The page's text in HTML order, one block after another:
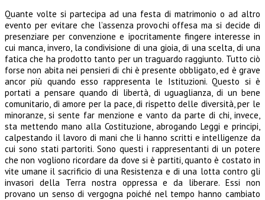
Quante volte si partecipa ad una festa di matrimonio o ad altro
evento per evitare che l’assenza provochi offesa ma si decide di
presenziare per convenzione e ipocritamente fingere interesse in
cui manca, invero, la condivisione di una gioia, di una scelta, di una
fatica che ha prodotto tanto per un traguardo raggiunto. Tutto ciò
forse non abita nei pensieri di chi è presente obbligato, ed è grave
ancor più quando esso rappresenta le Istituzioni. Questo si è
portati a pensare quando di libertà, di uguaglianza, di un bene
comunitario, di amore per la pace, di rispetto delle diversità, per le
minoranze, si sente far menzione e vanto da parte di chi, invece,
sta mettendo mano alla Costituzione, abrogando Leggi e principi,
calpestando il lavoro di mani che li hanno scritti e intelligenze da
cui sono stati partoriti. Sono questi i rappresentanti di un potere
che non vogliono ricordare da dove si è partiti, quanto è costato in
vite umane il sacrificio di una Resistenza e di una lotta contro gli
invasori della Terra nostra oppressa e da liberare. Essi non
provano un senso di vergogna poiché nel tempo hanno cambiato